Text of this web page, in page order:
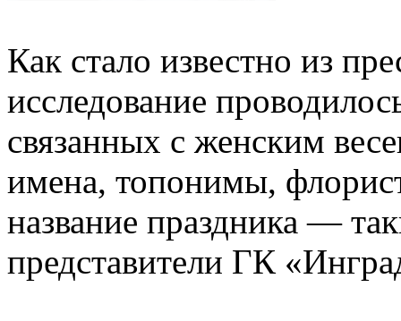
Как стало известно из
исследование
связанных с женским
имена, топонимы,
название праздника —
представители ГК